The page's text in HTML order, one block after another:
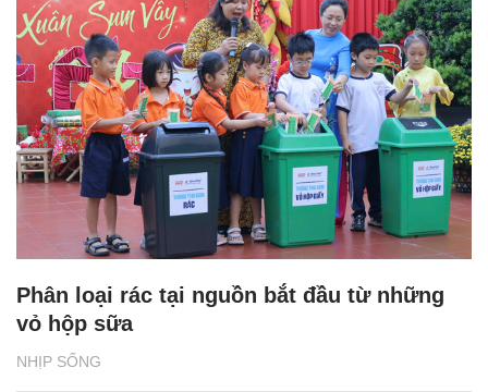
NHỊP SỐNG
Phân loại rác tại nguồn bắt đầu từ những
vỏ hộp sữa